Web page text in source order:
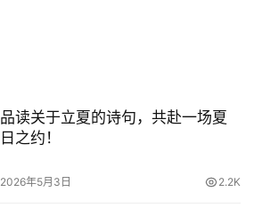
品读关于立夏的诗句，共赴一场夏
日之约！
2026年5月3日 2.2K